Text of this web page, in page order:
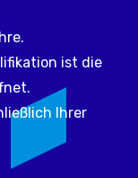
ist die
Ihrer